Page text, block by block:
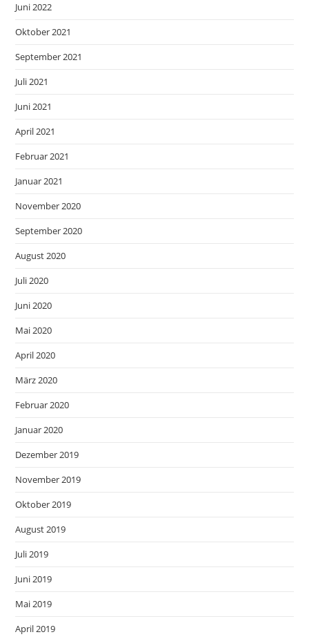
Juni 2022
Oktober 2021
September 2021
Juli 2021
Juni 2021
April 2021
Februar 2021
Januar 2021
November 2020
September 2020
August 2020
Juli 2020
Juni 2020
Mai 2020
April 2020
März 2020
Februar 2020
Januar 2020
Dezember 2019
November 2019
Oktober 2019
August 2019
Juli 2019
Juni 2019
Mai 2019
April 2019